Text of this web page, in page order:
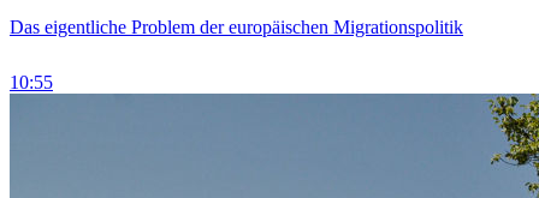
Das eigentliche Problem der europäischen Migrationspolitik
10:55